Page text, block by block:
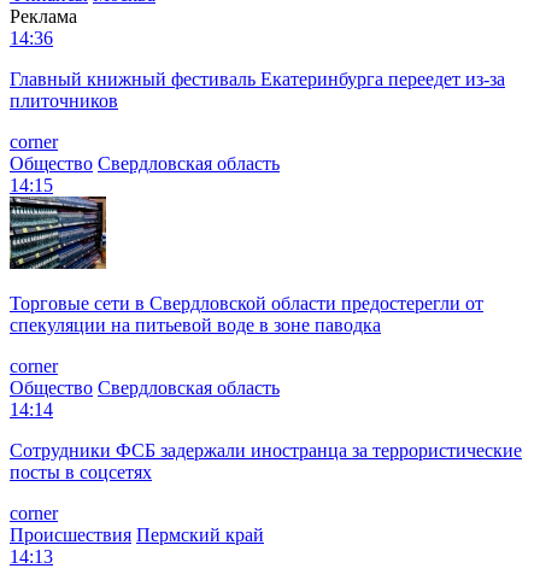
Реклама
14:36
Главный книжный фестиваль Екатеринбурга переедет из-за
плиточников
corner
Общество Свердловская область
14:15
Торговые сети в Свердловской области предостерегли от
спекуляции на питьевой воде в зоне паводка
corner
Общество Свердловская область
14:14
Сотрудники ФСБ задержали иностранца за террористические
посты в соцсетях
corner
Происшествия Пермский край
14:13